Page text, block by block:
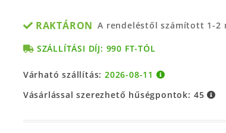
RAKTÁRON A rendeléstől számított 1-2
SZÁLLÍTÁSI DÍJ: 990 FT-TÓL
Várható szállítás:2026-08-11
Vásárlással szerezhető hűségpontok: 45